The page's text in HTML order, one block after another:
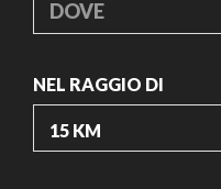
DOVE
NEL RAGGIO DI